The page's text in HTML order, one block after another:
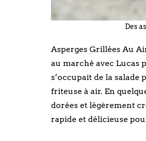
Des
Asperges Grillées Au
au marché avec Lucas
s’occupait de la
friteuse à air. En
dorées et légèrement
rapide et délicieuse